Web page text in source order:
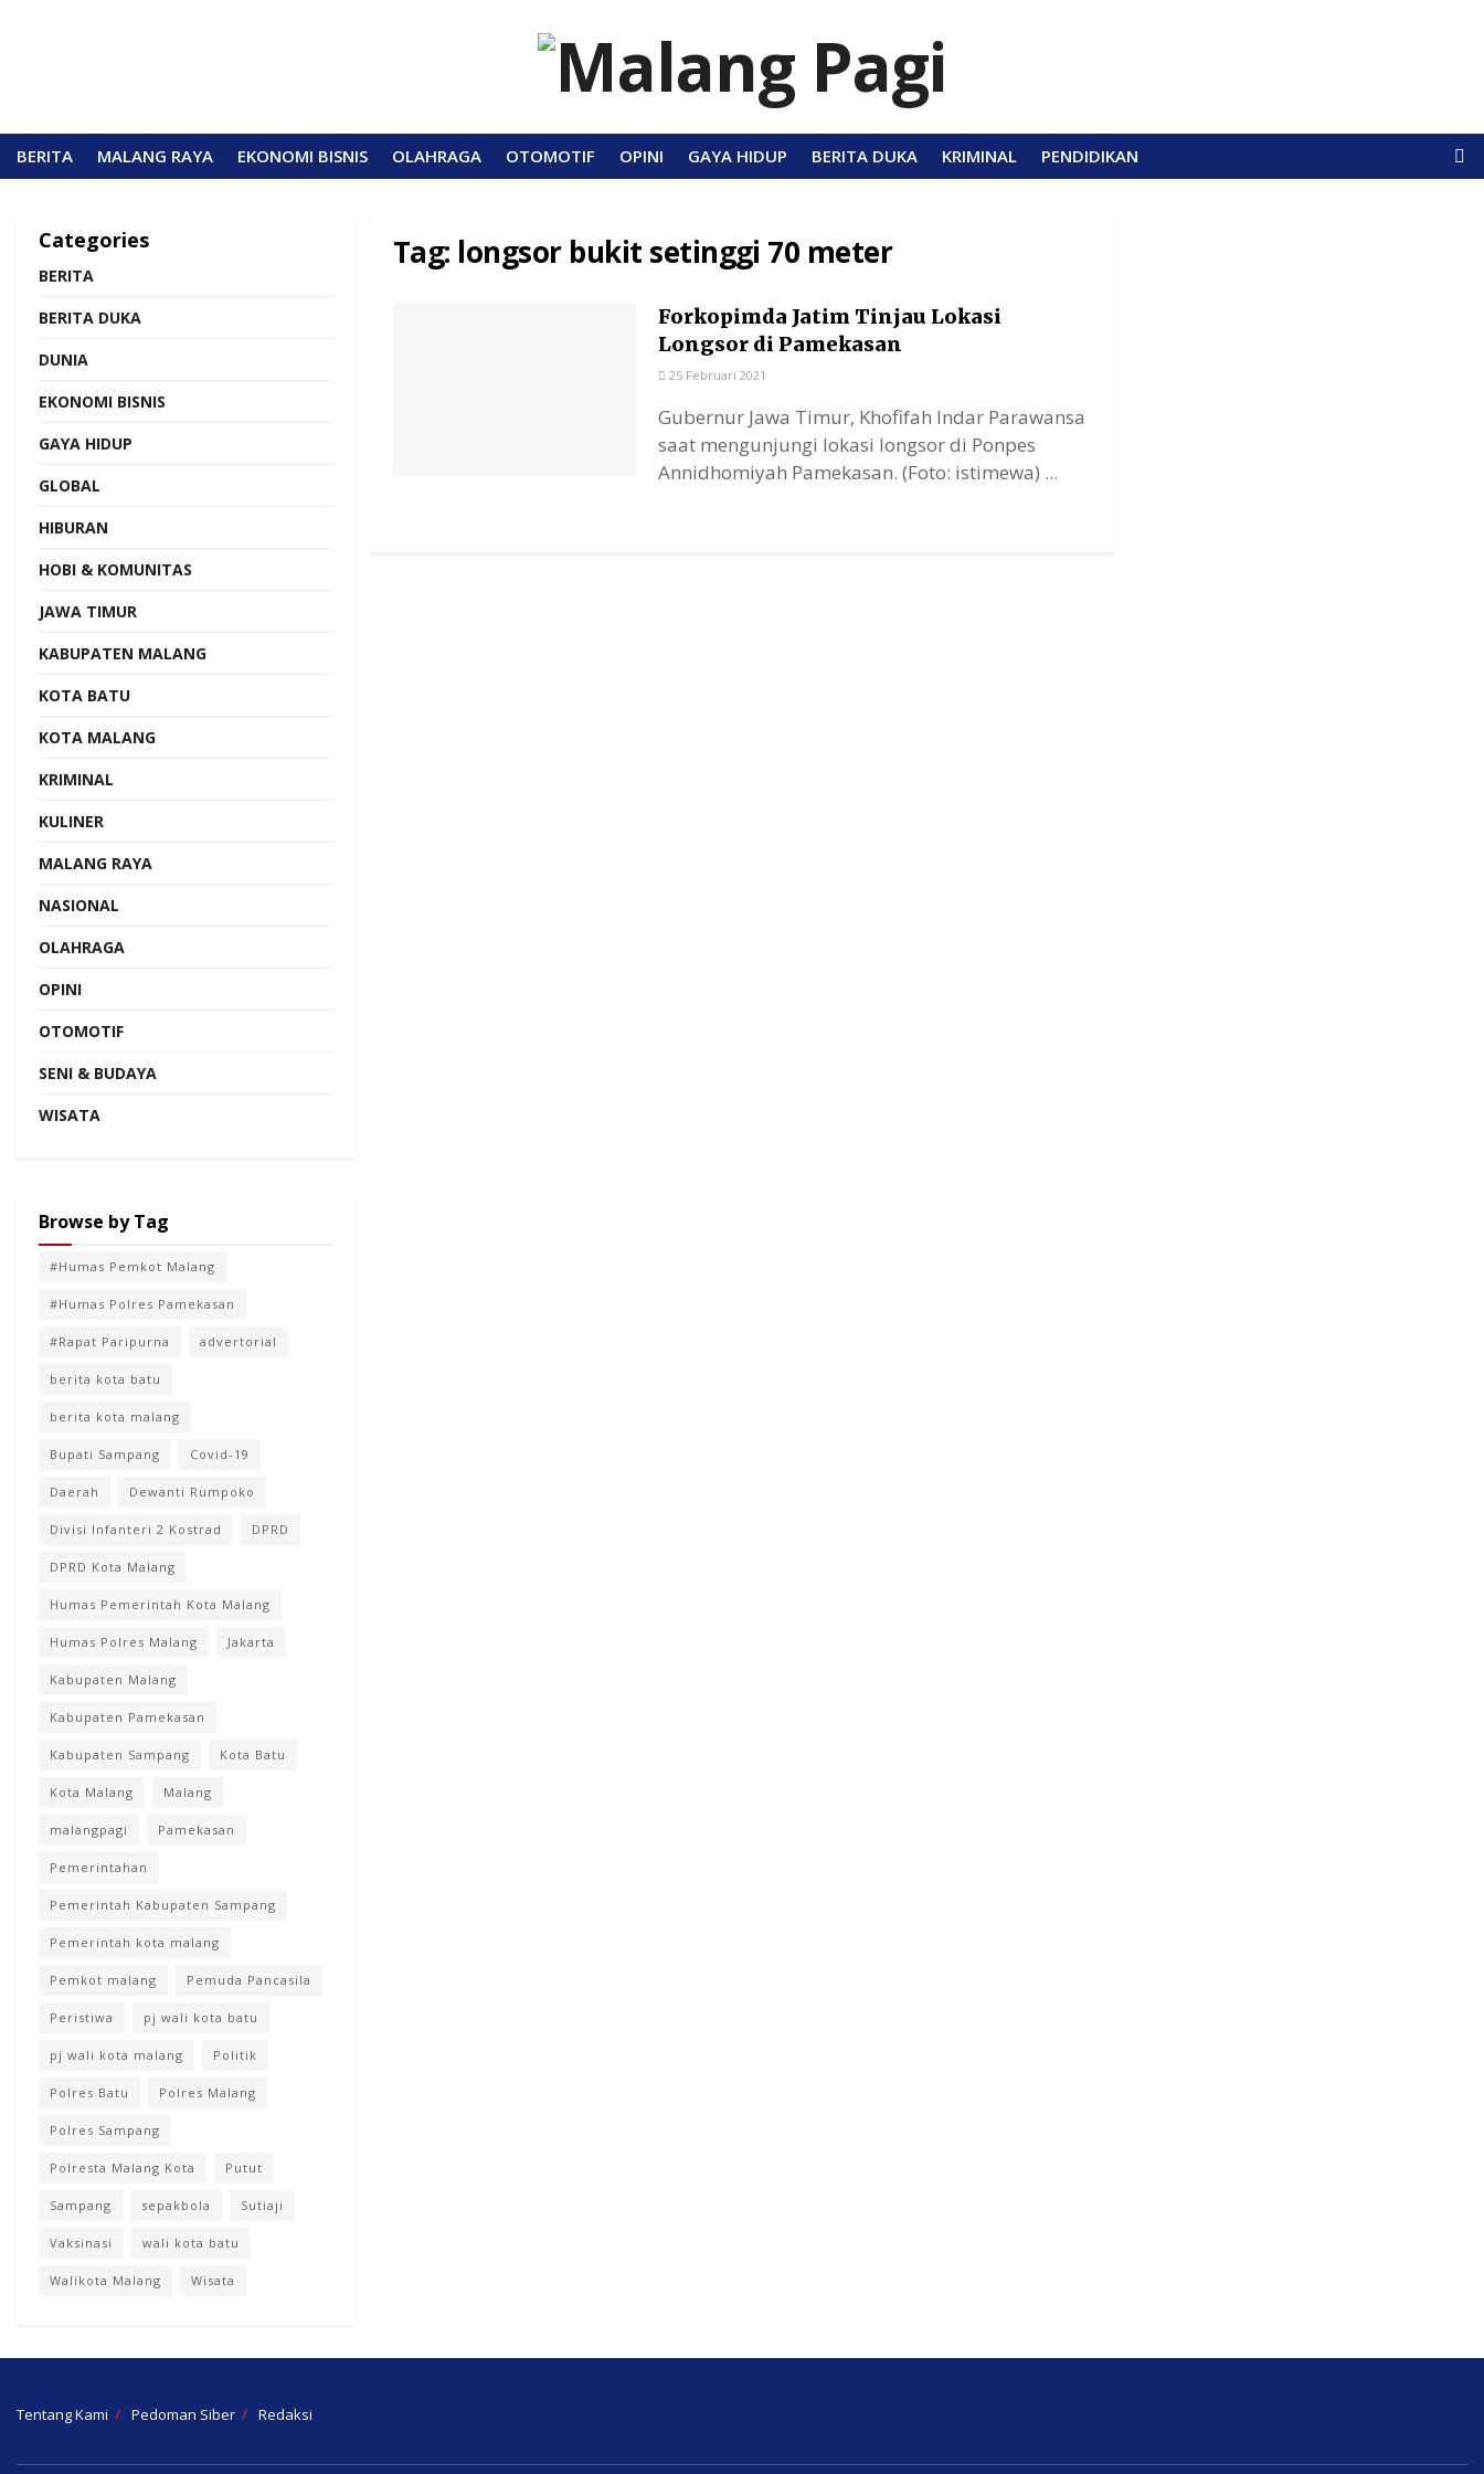
BERITA MALANG RAYA EKONOMI BISNIS OLAHRAGA OTOMOTIF OPINI GAYA HIDUP BERITA DUKA KRIMINAL PENDIDIKAN
Tag: longsor bukit setinggi 70 meter
Forkopimda Jatim Tinjau Lokasi
Longsor di Pamekasan
25 Februari 2021
Gubernur Jawa Timur, Khofifah Indar Parawansa
saat mengunjungi lokasi longsor di Ponpes
Annidhomiyah Pamekasan. (Foto: istimewa) ...
Categories
BERITA
BERITA DUKA
DUNIA
EKONOMI BISNIS
GAYA HIDUP
GLOBAL
HIBURAN
HOBI & KOMUNITAS
JAWA TIMUR
KABUPATEN MALANG
KOTA BATU
KOTA MALANG
KRIMINAL
KULINER
MALANG RAYA
NASIONAL
OLAHRAGA
OPINI
OTOMOTIF
SENI & BUDAYA
WISATA
Browse by Tag
#Humas Pemkot Malang
#Humas Polres Pamekasan
#Rapat Paripurna advertorial
berita kota batu
berita kota malang
Bupati Sampang Covid-19
Daerah Dewanti Rumpoko
Divisi Infanteri 2 Kostrad DPRD
DPRD Kota Malang
Humas Pemerintah Kota Malang
Humas Polres Malang Jakarta
Kabupaten Malang
Kabupaten Pamekasan
Kabupaten Sampang Kota Batu
Kota Malang Malang
malangpagi Pamekasan
Pemerintahan
Pemerintah Kabupaten Sampang
Pemerintah kota malang
Pemkot malang Pemuda Pancasila
Peristiwa pj wali kota batu
pj wali kota malang Politik
Polres Batu Polres Malang
Polres Sampang
Polresta Malang Kota Putut
Sampang sepakbola Sutiaji
Vaksinasi wali kota batu
Walikota Malang Wisata
Tentang Kami Pedoman Siber Redaksi